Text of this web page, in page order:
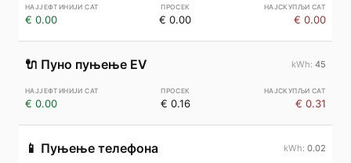
€ 0.00 € 0.00 € 0.00
🔌 Пуно пуњење EV 45
€ 0.00 € 0.16 € 0.31
📱 Пуњење телефона 0.02